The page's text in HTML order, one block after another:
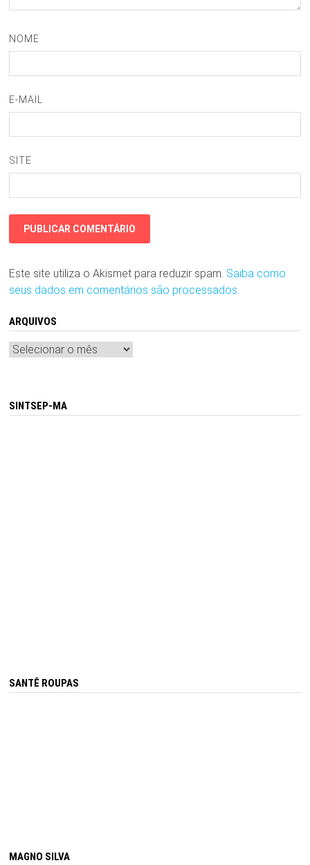
NOME
E-MAIL
SITE
Este site utiliza o Akismet para reduzir spam. Saiba como
seus dados em comentários são processados
ARQUIVOS
Arquivos
SINTSEP-MA
SANTÊ ROUPAS
MAGNO SILVA